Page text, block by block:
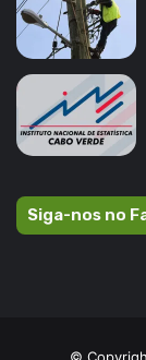
Siga-nos no